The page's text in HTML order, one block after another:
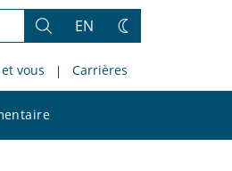
Rechercher
EN
Changez
thème
vous Carrières
le